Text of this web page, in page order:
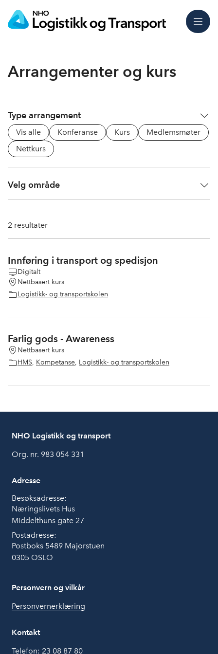
Meny
Arrangementer og kurs
Type arrangement
Vis alle Konferanse Kurs
Medlemsmøter
Nettkurs
Velg område
2 resultater
Innføring i transport og spedisjon
Digitalt
Nettbasert kurs
Logistikk- og transportskolen
Farlig gods - Awareness
Nettbasert kurs
HMS, Kompetanse, Logistikk- og transportskolen
NHO Logistikk og transport
Org. nr. 983 054 331
Adresse
Besøksadresse:
Næringslivets Hus
Middelthuns gate 27
Postadresse:
Postboks 5489 Majorstuen
0305 OSLO
Personvern og vilkår
Personvernerklæring
Kontakt
Telefon: 23 08 87 80